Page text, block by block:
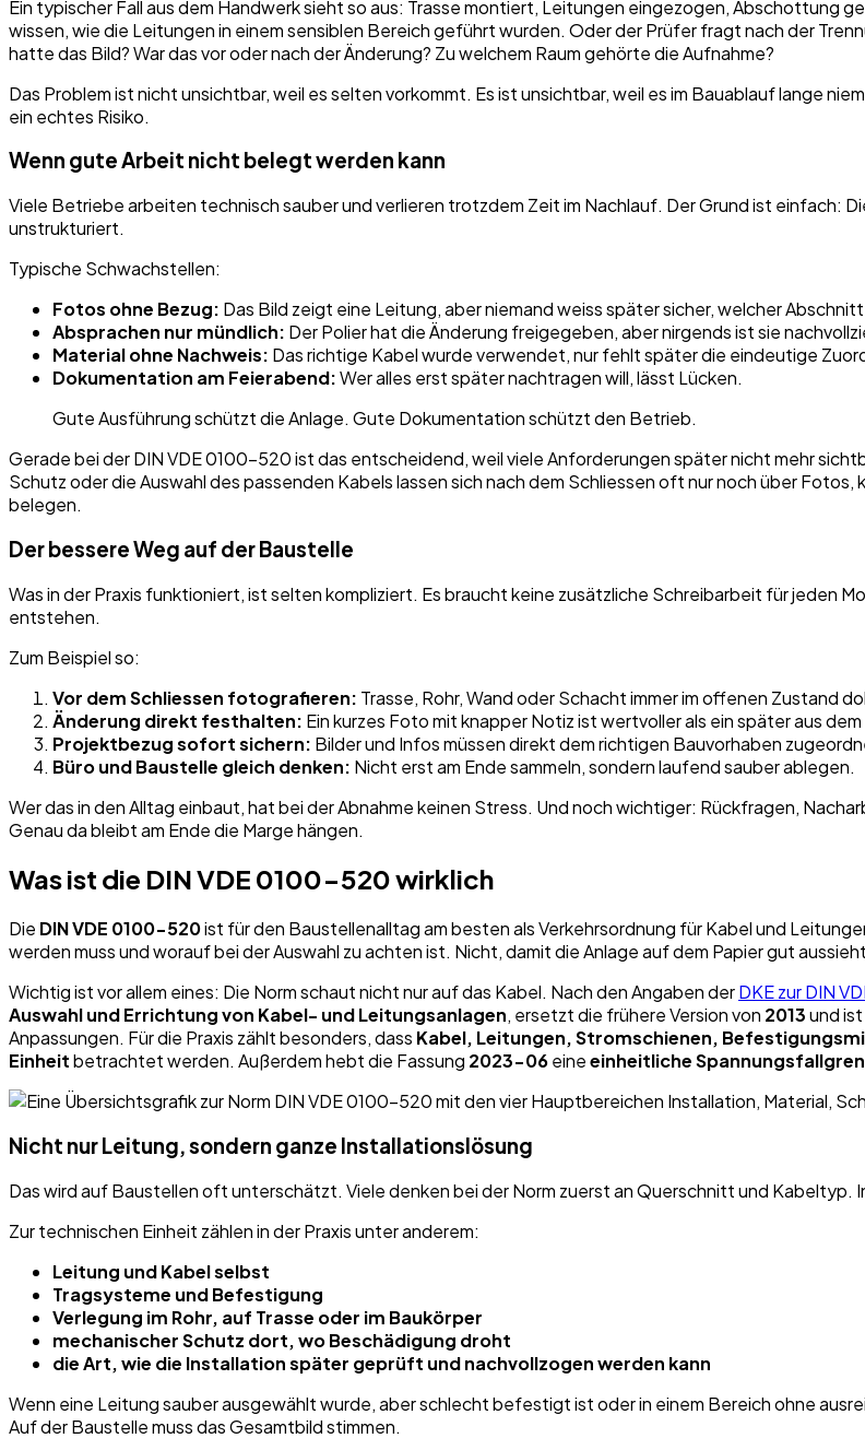
Ein typischer Fall aus dem Handwerk sieht so aus: Trasse montiert, Leitungen eingezogen,
wissen, wie die Leitungen in einem sensiblen Bereich geführt wurden. Oder der Prüfer fragt nach der
hatte das Bild? War das vor oder nach der Änderung? Zu welchem Raum gehörte die Aufnahme?
Das Problem ist nicht unsichtbar, weil es selten vorkommt. Es ist unsichtbar, weil es im Bauablauf lange
ein echtes Risiko.
Wenn gute Arbeit nicht belegt werden kann
Viele Betriebe arbeiten technisch sauber und verlieren trotzdem Zeit im Nachlauf. Der Grund ist einfach:
unstrukturiert.
Typische Schwachstellen:
Fotos ohne Bezug: Das Bild zeigt eine Leitung, aber niemand weiss später sicher, welcher
Absprachen nur mündlich: Der Polier hat die Änderung freigegeben, aber nirgends ist sie
Material ohne Nachweis: Das richtige Kabel wurde verwendet, nur fehlt später die eindeutige
Dokumentation am Feierabend:Wer alles erst später nachtragen will, lässt Lücken.
Gute Ausführung schützt die Anlage. Gute Dokumentation schützt den Betrieb.
Gerade bei der DIN VDE 0100-520 ist das entscheidend, weil viele Anforderungen später nicht mehr
Schutz oder die Auswahl des passenden Kabels lassen sich nach dem Schliessen oft nur noch über
belegen.
Der bessere Weg auf der Baustelle
Was in der Praxis funktioniert, ist selten kompliziert. Es braucht keine zusätzliche Schreibarbeit für jeden
entstehen.
Zum Beispiel so:
Vor dem Schliessen fotografieren: Trasse, Rohr, Wand oder Schacht immer im offenen Zustand
Änderung direkt festhalten: Ein kurzes Foto mit knapper Notiz ist wertvoller als ein später aus
Projektbezug sofort sichern: Bilder und Infos müssen direkt dem richtigen Bauvorhaben
Büro und Baustelle gleich denken: Nicht erst am Ende sammeln, sondern laufend sauber ablegen.
Wer das in den Alltag einbaut, hat bei der Abnahme keinen Stress. Und noch wichtiger: Rückfragen,
Genau da bleibt am Ende die Marge hängen.
Was ist die DIN VDE 0100-520 wirklich
Die DIN VDE 0100-520ist für den Baustellenalltag am besten als Verkehrsordnung für Kabel und
werden muss und worauf bei der Auswahl zu achten ist. Nicht, damit die Anlage auf dem Papier gut
Wichtig ist vor allem eines: Die Norm schaut nicht nur auf das Kabel. Nach den Angaben derDKE zur DIN
Auswahl und Errichtung von Kabel- und Leitungsanlagen, ersetzt die frühere Version von 2013und
Anpassungen. Für die Praxis zählt besonders, dass Kabel, Leitungen, Stromschienen,
Einheitbetrachtet werden. Außerdem hebt die Fassung 2023-06eineeinheitliche
Nicht nur Leitung, sondern ganze Installationslösung
Das wird auf Baustellen oft unterschätzt. Viele denken bei der Norm zuerst an Querschnitt und Kabeltyp.
Zur technischen Einheit zählen in der Praxis unter anderem:
Leitung und Kabel selbst
Tragsysteme und Befestigung
Verlegung im Rohr, auf Trasse oder im Baukörper
mechanischer Schutz dort, wo Beschädigung droht
die Art, wie die Installation später geprüft und nachvollzogen werden kann
Wenn eine Leitung sauber ausgewählt wurde, aber schlecht befestigt ist oder in einem Bereich ohne
Auf der Baustelle muss das Gesamtbild stimmen.